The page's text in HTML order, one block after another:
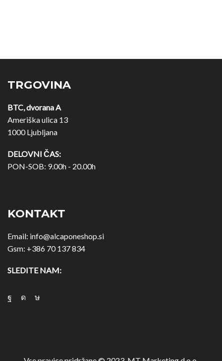
TRGOVINA
BTC, dvorana A
Ameriška ulica 13
1000 Ljubljana
DELOVNI ČAS:
PON-SOB: 9.00h - 20.00h
KONTAKT
Email: info@alcaponeshop.si
Gsm: +386 70 137 834
SLEDITE NAM: